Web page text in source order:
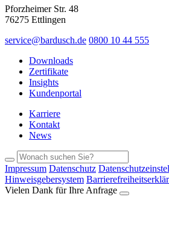
Pforzheimer Str. 48
76275 Ettlingen
service@bardusch.de 0800 10 44 555
Downloads
Zertifikate
Insights
Kundenportal
Karriere
Kontakt
News
Impressum Datenschutz
Hinweisgebersystem
Vielen Dank für Ihre Anfrage